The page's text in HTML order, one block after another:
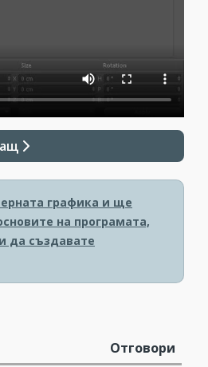
графика и ще
на програмата,
да създавате
Отговори